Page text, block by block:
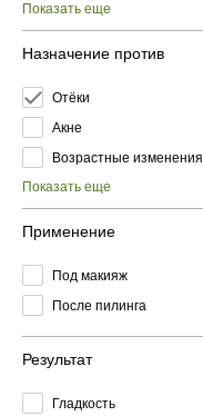
Показать еще
Назначение против
Отёки
Акне
Возрастные изменения
Показать еще
Применение
Под макияж
После пилинга
Результат
Гладкость